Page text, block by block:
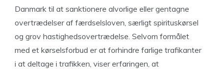
Danmark til at sanktionere alvorlige eller gentagne
overtrædelser af færdselsloven, særligt spirituskørsel
og grov hastighedsovertrædelse. Selvom formålet
med et kørselsforbud er at forhindre farlige trafikanter
i at deltage i trafikken, viser erfaringen, at